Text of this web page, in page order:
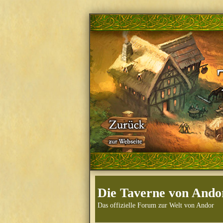
Die Taverne von
Das offizielle Forum zur Welt von Andor